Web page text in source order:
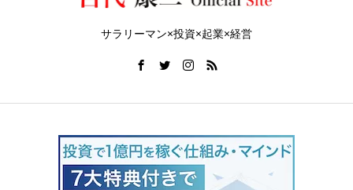
サラリーマン×投資×起業×経営